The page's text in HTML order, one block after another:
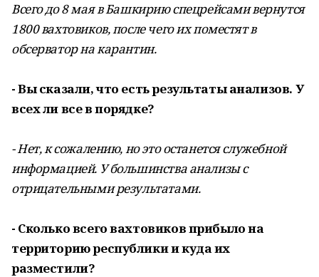
Всего до 8 мая в Башкирию спецрейсами вернутся
1800 вахтовиков, после чего их поместят в
обсерватор на карантин.
- Вы сказали, что есть результаты анализов. У
всех ли все в порядке?
- Нет, к сожалению, но это останется служебной
информацией. У большинства анализы с
отрицательными результатами.
- Сколько всего вахтовиков прибыло на
территорию республики и куда их
разместили?